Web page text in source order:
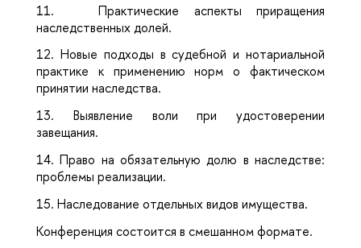
11.Практические аспекты приращения
наследственных долей.
12. Новые подходы в судебной и нотариальной
практике к применению норм о фактическом
принятии наследства.
13. Выявление воли при удостоверении
завещания.
14.Право на обязательную долю в наследстве:
проблемы реализации.
15. Наследование отдельных видов имущества.
Конференция состоится в смешанном формате.